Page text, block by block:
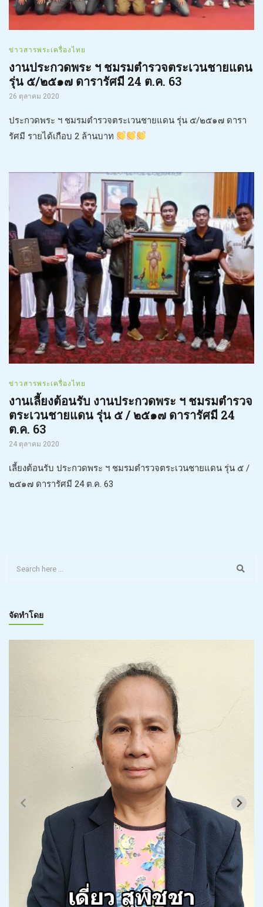
ข่าวสารพระเครื่องไทย
งานประกวดพระ ฯ ชมรมตำรวจตระเวนชายแดน
รุ่น ๕/๒๕๑๗ ดารารัศมี 24 ต.ค. 63
26 ตุลาคม 2020
ประกวดพระ ฯ ชมรมตำรวจตระเวนชายแดน รุ่น ๕/๒๕๑๗ ดารา
รัศมี รายได้เกือบ 2 ล้านบาท
ข่าวสารพระเครื่องไทย
งานเลี้ยงต้อนรับ งานประกวดพระ ฯ ชมรมตำรวจ
ตระเวนชายแดน รุ่น ๕ / ๒๕๑๗ ดารารัศมี 24
ต.ค. 63
24 ตุลาคม 2020
เลี้ยงต้อนรับ ประกวดพระ ฯ ชมรมตำรวจตระเวนชายแดน รุ่น ๕ /
๒๕๑๗ ดารารัศมี 24 ต.ค. 63
จัดทำโดย